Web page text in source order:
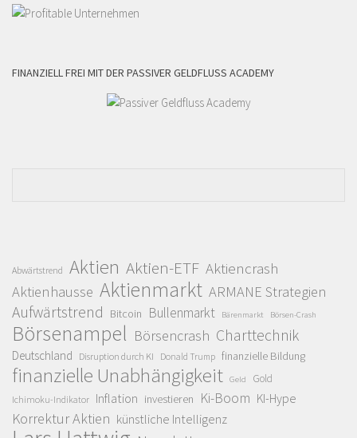
FINANZIELL FREI MIT DER PASSIVER GELDFLUSS ACADEMY
Abwärtstrend Aktien Aktien-ETF Aktiencrash
Aktienhausse Aktienmarkt ARMANE Strategien
Aufwärtstrend Bitcoin Bullenmarkt Bärenmarkt Börsen-Crash
Börsenampel Börsencrash Charttechnik
Deutschland Disruption durch KI Donald Trump finanzielle Bildung
finanzielle Unabhängigkeit Geld Gold
Ichimoku-Indikator Inflation investieren Ki-Boom KI-Hype
Korrektur Aktien künstliche Intelligenz